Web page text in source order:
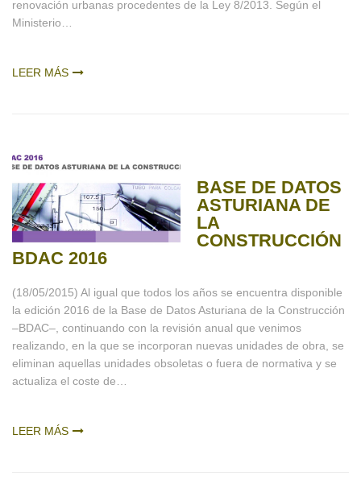
renovación urbanas procedentes de la Ley 8/2013. Según el
Ministerio…
LEER MÁS
BASE DE DATOS
ASTURIANA DE
LA
CONSTRUCCIÓN
BDAC 2016
(18/05/2015) Al igual que todos los años se encuentra disponible
la edición 2016 de la Base de Datos Asturiana de la Construcción
–BDAC–, continuando con la revisión anual que venimos
realizando, en la que se incorporan nuevas unidades de obra, se
eliminan aquellas unidades obsoletas o fuera de normativa y se
actualiza el coste de…
LEER MÁS